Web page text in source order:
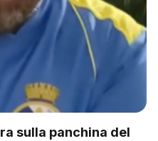
sulla panchina del